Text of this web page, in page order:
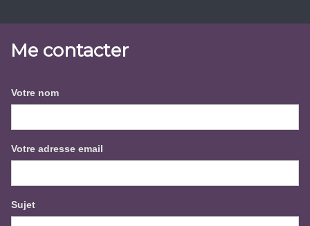
Me contacter
Votre nom
Votre adresse email
Sujet